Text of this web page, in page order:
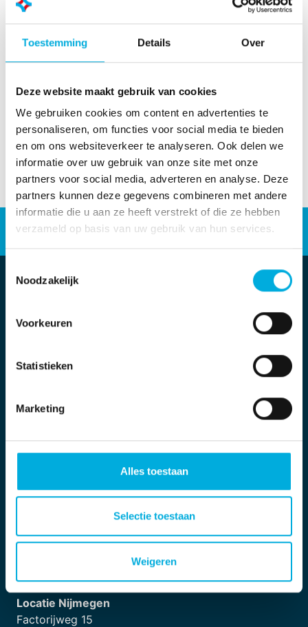
Toestemming Details Over
Deze website maakt gebruik van cookies
We gebruiken cookies om content en advertenties te
personaliseren, om functies voor social media te bieden
en om ons websiteverkeer te analyseren. Ook delen we
informatie over uw gebruik van onze site met onze
partners voor social media, adverteren en analyse. Deze
partners kunnen deze gegevens combineren met andere
informatie die u aan ze heeft verstrekt of die ze hebben
verzameld op basis van uw gebruik van hun services.
Noodzakelijk
Voorkeuren
Statistieken
Marketing
Alles toestaan
Selectie toestaan
Weigeren
Locatie Twello
+31 (0)571 - 279 000
3861 PS Nijkerk
+31 (0)33 - 456 01 60
Locatie Nijmegen
Factorijweg 15